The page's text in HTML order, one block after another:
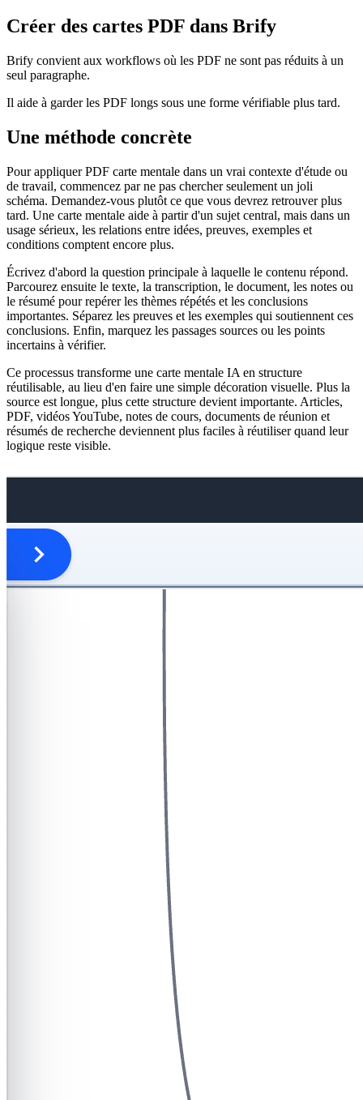
Créer des cartes PDF dans Brify
Brify convient aux workflows où les PDF ne sont pas réduits à un
seul paragraphe.
Il aide à garder les PDF longs sous une forme vérifiable plus tard.
Une méthode concrète
Pour appliquer PDF carte mentale dans un vrai contexte d'étude ou
de travail, commencez par ne pas chercher seulement un joli
schéma. Demandez-vous plutôt ce que vous devrez retrouver plus
tard. Une carte mentale aide à partir d'un sujet central, mais dans un
usage sérieux, les relations entre idées, preuves, exemples et
conditions comptent encore plus.
Écrivez d'abord la question principale à laquelle le contenu répond.
Parcourez ensuite le texte, la transcription, le document, les notes ou
le résumé pour repérer les thèmes répétés et les conclusions
importantes. Séparez les preuves et les exemples qui soutiennent ces
conclusions. Enfin, marquez les passages sources ou les points
incertains à vérifier.
Ce processus transforme une carte mentale IA en structure
réutilisable, au lieu d'en faire une simple décoration visuelle. Plus la
source est longue, plus cette structure devient importante. Articles,
PDF, vidéos YouTube, notes de cours, documents de réunion et
résumés de recherche deviennent plus faciles à réutiliser quand leur
logique reste visible.